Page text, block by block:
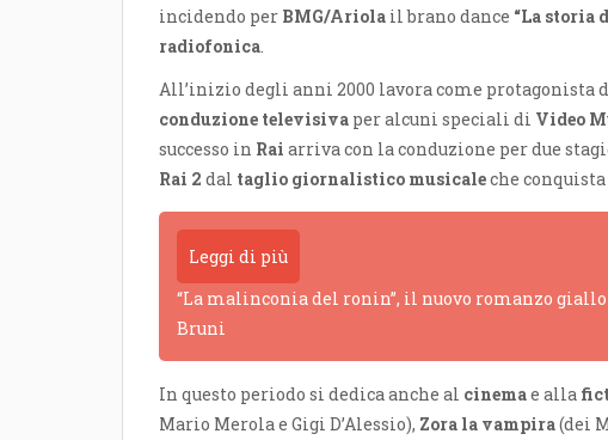
incidendo per BMG/Ariola il brano dance “La storia
radiofonica
All’inizio degli anni 2000 lavora come protagonista
conduzione televisiva per alcuni speciali di Video
successo in Rai arriva con la conduzione per due
Rai 2 dal taglio giornalistico musicaleche
Leggi di più
“La malinconia del ronin”, il nuovo romanzo
Bruni
In questo periodo si dedica anche al cinemae alla
Mario Merola e Gigi D’Alessio), Zora la vampira(dei